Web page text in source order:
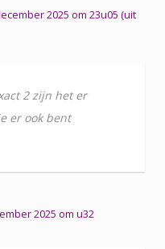
2025 om 23u05 (uit
2 zijn het er
er ook bent
2025 om u32